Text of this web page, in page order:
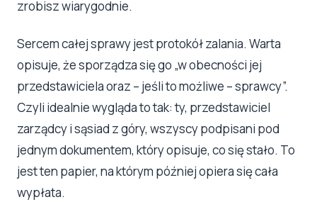
zrobisz wiarygodnie.
Sercem całej sprawy jest protokół zalania. Warta
opisuje, że sporządza się go „w obecności jej
przedstawiciela oraz – jeśli to możliwe – sprawcy”.
Czyli idealnie wygląda to tak: ty, przedstawiciel
zarządcy i sąsiad z góry, wszyscy podpisani pod
jednym dokumentem, który opisuje, co się stało. To
jest ten papier, na którym później opiera się cała
wypłata.